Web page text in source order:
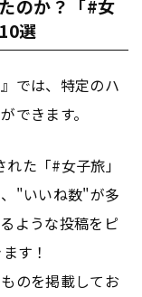
のか？「#女
選
では、特定のハ
できます。
た「#女子旅」
"いいね数"が多
ような投稿をピ
す！
のを掲載してお